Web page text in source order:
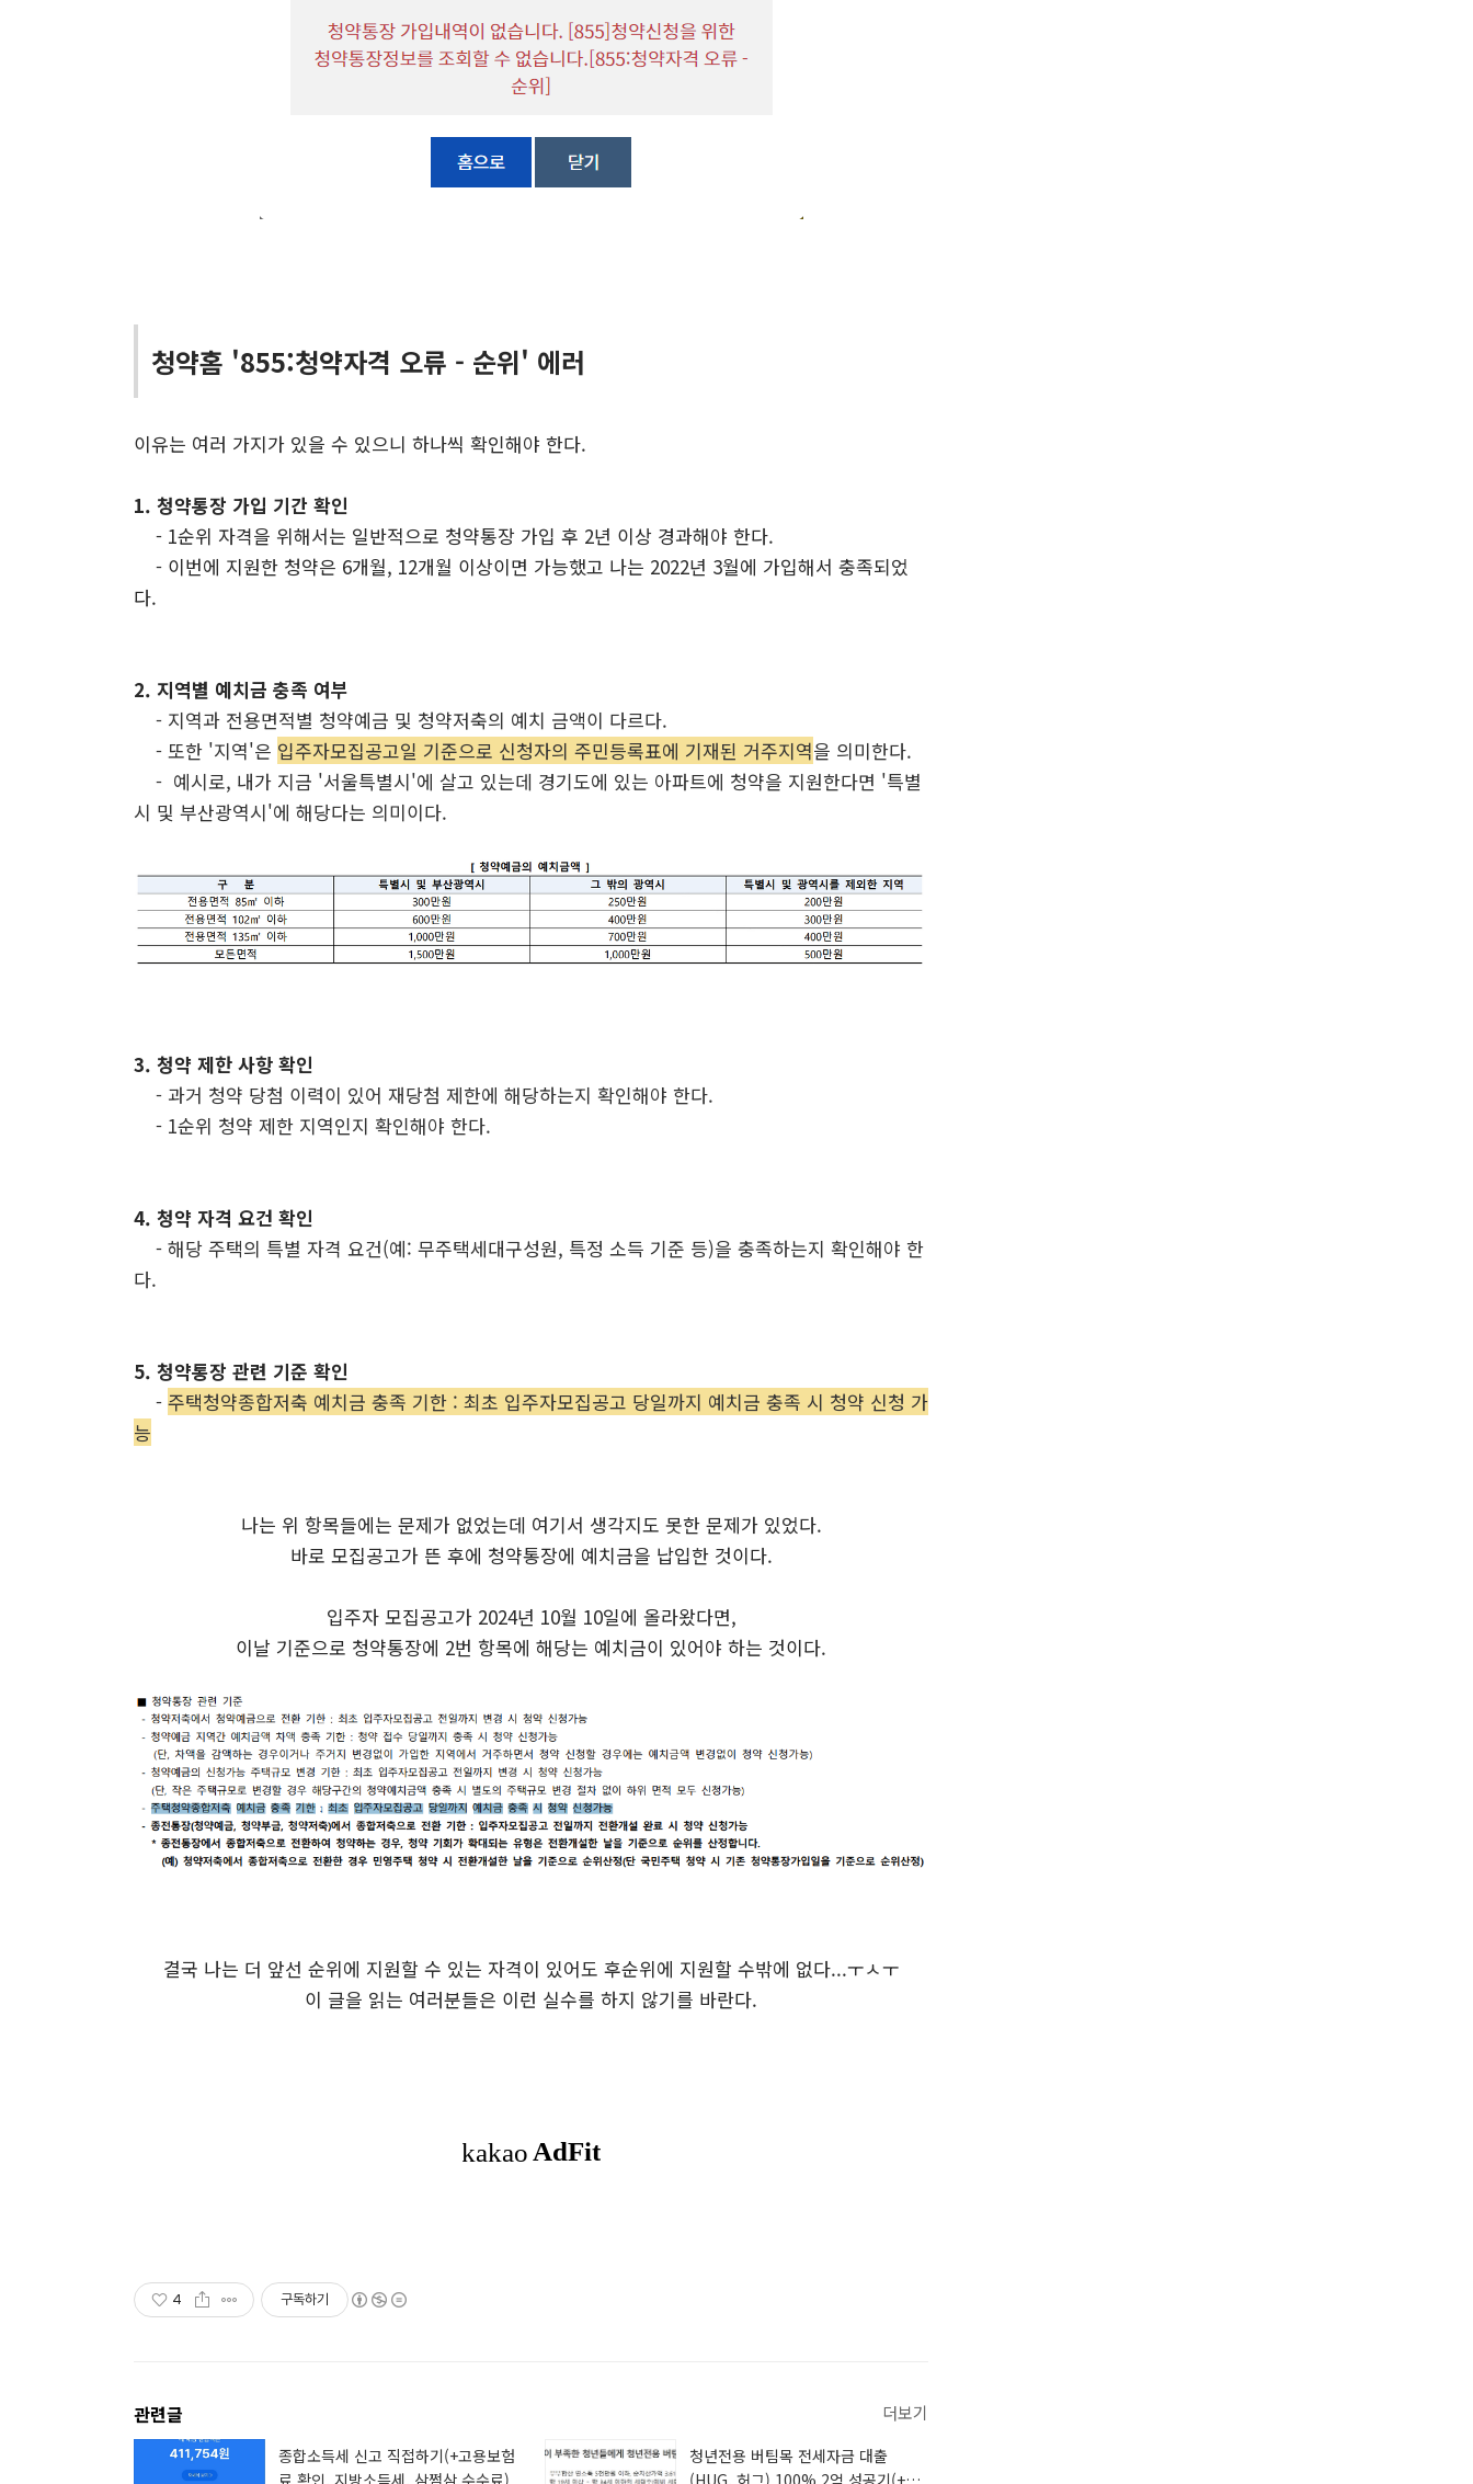
청약홈 '855:청약자격 오류 - 순위' 에러
이유는 여러 가지가 있을 수 있으니 하나씩 확인해야 한다.
1. 청약통장 가입 기간 확인
- 1순위 자격을 위해서는 일반적으로 청약통장 가입 후 2년 이상 경과해야 한다.
- 이번에 지원한 청약은 6개월, 12개월 이상이면 가능했고 나는 2022년 3월에 가입해서 충족되었
다.
2. 지역별 예치금 충족 여부
- 지역과 전용면적별 청약예금 및 청약저축의 예치 금액이 다르다.
- 또한 '지역'은 입주자모집공고일 기준으로 신청자의 주민등록표에 기재된 거주지역을 의미한다.
- 예시로, 내가 지금 '서울특별시'에 살고 있는데 경기도에 있는 아파트에 청약을 지원한다면 '특별
시 및 부산광역시'에 해당다는 의미이다.
3. 청약 제한 사항 확인
- 과거 청약 당첨 이력이 있어 재당첨 제한에 해당하는지 확인해야 한다.
- 1순위 청약 제한 지역인지 확인해야 한다.
4. 청약 자격 요건 확인
- 해당 주택의 특별 자격 요건(예: 무주택세대구성원, 특정 소득 기준 등)을 충족하는지 확인해야 한
다.
5. 청약통장 관련 기준 확인
- 주택청약종합저축 예치금 충족 기한 : 최초 입주자모집공고 당일까지 예치금 충족 시 청약 신청 가
능
나는 위 항목들에는 문제가 없었는데 여기서 생각지도 못한 문제가 있었다.
바로 모집공고가 뜬 후에 청약통장에 예치금을 납입한 것이다.
입주자 모집공고가 2024년 10월 10일에 올라왔다면,
이날 기준으로 청약통장에 2번 항목에 해당는 예치금이 있어야 하는 것이다.
결국 나는 더 앞선 순위에 지원할 수 있는 자격이 있어도 후순위에 지원할 수밖에 없다...ㅜㅅㅜ
이 글을 읽는 여러분들은 이런 실수를 하지 않기를 바란다.
4 구독하기
관련글 더보기
종합소득세 신고 직접하기(+고용보험
청년전용 버팀목 전세자금 대출